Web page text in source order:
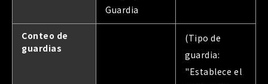
Guardia
Conteo de
guardias
(Tipo de
guardia:
"Establece el